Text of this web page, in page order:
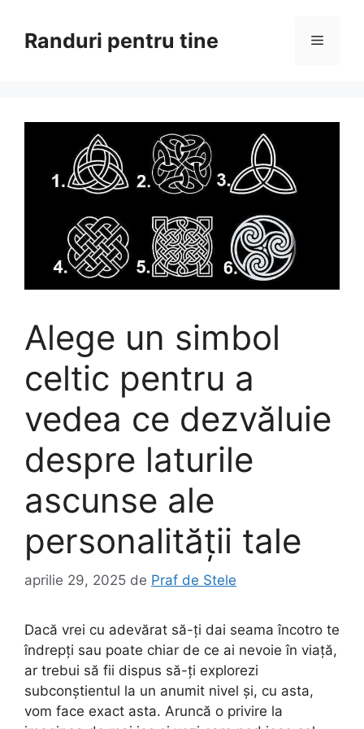
conținutRanduri pentru tine Meniu
Alege un simbol
celtic pentru a
vedea ce dezvăluie
despre laturile
ascunse ale
personalității tale
aprilie 29, 2025 de Praf de Stele
Dacă vrei cu adevărat să-ți dai seama încotro te
îndrepți sau poate chiar de ce ai nevoie în viață,
ar trebui să fii dispus să-ți explorezi
subconștientul la un anumit nivel și, cu asta,
vom face exact asta. Aruncă o privire la